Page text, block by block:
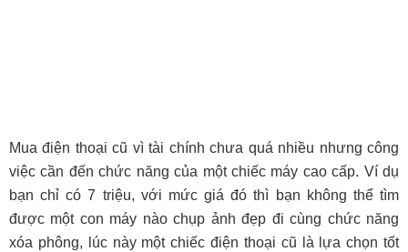
Mua điện thoại cũ vì tài chính chưa quá nhiều nhưng công
việc cần đến chức năng của một chiếc máy cao cấp. Ví dụ
bạn chỉ có 7 triệu, với mức giá đó thì bạn không thể tìm
được một con máy nào chụp ảnh đẹp đi cùng chức năng
xóa phông, lúc này một chiếc điện thoại cũ là lựa chọn tốt